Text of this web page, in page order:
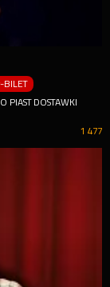
BILET
PIAST DOSTAWKI
1 477